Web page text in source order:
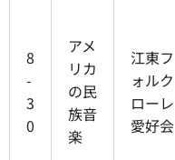
8
-
3
0
アメ
リカ
の民
族音
楽
江東フ
ォルク
ローレ
愛好会